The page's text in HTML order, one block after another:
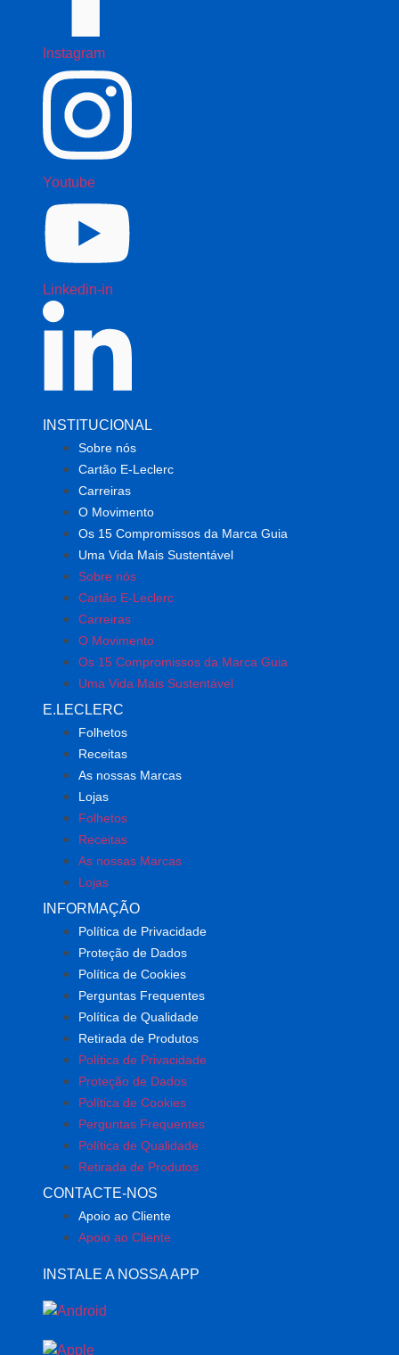
Instagram
Youtube
Linkedin-in
INSTITUCIONAL
Sobre nós
Cartão E-Leclerc
Carreiras
O Movimento
Os 15 Compromissos da Marca Guia
Uma Vida Mais Sustentável
Sobre nós
Cartão E-Leclerc
Carreiras
O Movimento
Os 15 Compromissos da Marca Guia
Uma Vida Mais Sustentável
E.LECLERC
Folhetos
Receitas
As nossas Marcas
Lojas
Folhetos
Receitas
As nossas Marcas
Lojas
INFORMAÇÃO
Política de Privacidade
Proteção de Dados
Política de Cookies
Perguntas Frequentes
Política de Qualidade
Retirada de Produtos
Política de Privacidade
Proteção de Dados
Política de Cookies
Perguntas Frequentes
Política de Qualidade
Retirada de Produtos
CONTACTE-NOS
Apoio ao Cliente
Apoio ao Cliente
INSTALE A NOSSA APP